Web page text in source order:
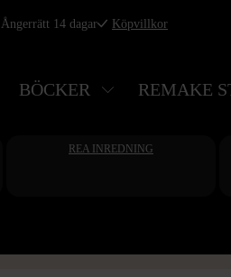
Ångerrätt 14 dagar Köpvillkor
BÖCKER REMAKE
REA INREDNING